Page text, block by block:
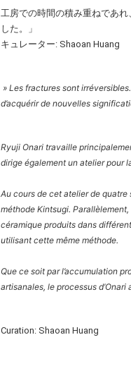
工房での時間の積み重ねであ
した。」
キュレーター: Shaoan Huang
» Les fractures sont
d’acquérir de nouvelles
Ryuji Onari travaille
dirige également un atelier pour
Au cours de cet atelier de quatre
méthode Kintsugi.
céramique produits dans
utilisant cette même méthode.
Que ce soit par l’accumulation
artisanales, le processus
Curation: Shaoan Huang